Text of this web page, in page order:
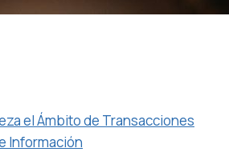
el Ámbito de Transacciones
Información